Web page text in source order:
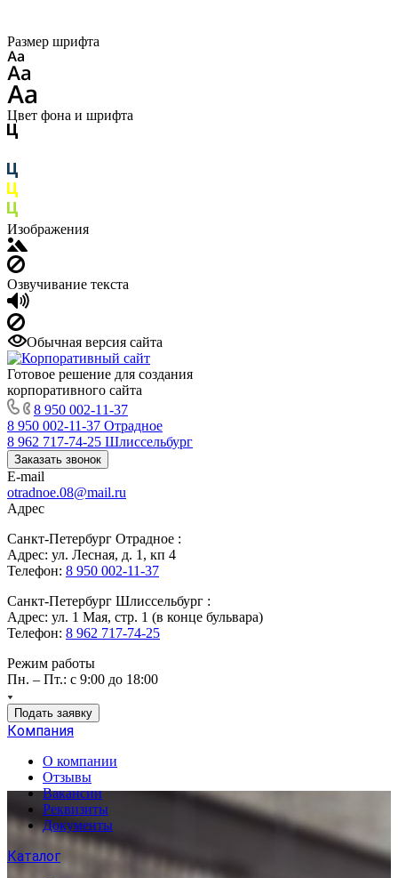
Размер шрифта
Цвет фона и шрифта
Изображения
Озвучивание текста
Обычная версия сайта
Готовое решение для создания
корпоративного сайта
8 950 002-11-37
8 950 002-11-37 Отрадное
8 962 717-74-25 Шлиссельбург
Заказать звонок
E-mail
otradnoe.08@mail.ru
Адрес
Санкт-Петербург Отрадное :
Адрес: ул. Лесная, д. 1, кп 4
Телефон: 8 950 002-11-37
Санкт-Петербург Шлиссельбург :
Адрес: ул. 1 Мая, стр. 1 (в конце бульвара)
Телефон: 8 962 717-74-25
Режим работы
Пн. – Пт.: с 9:00 до 18:00
Подать заявку
Компания
О компании
Отзывы
Вакансии
Реквизиты
Документы
Каталог